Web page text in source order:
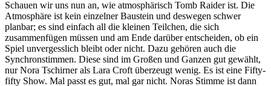
Schauen wir uns nun an, wie atmosphärisch Tomb Raider ist. Die
Atmosphäre ist kein einzelner Baustein und deswegen schwer
planbar; es sind einfach all die kleinen Teilchen, die sich
zusammenfügen müssen und am Ende darüber entscheiden, ob ein
Spiel unvergesslich bleibt oder nicht. Dazu gehören auch die
Synchronstimmen. Diese sind im Großen und Ganzen gut gewählt,
nur Nora Tschirner als Lara Croft überzeugt wenig. Es ist eine Fifty-
fifty Show. Mal passt es gut, mal gar nicht. Noras Stimme ist dann